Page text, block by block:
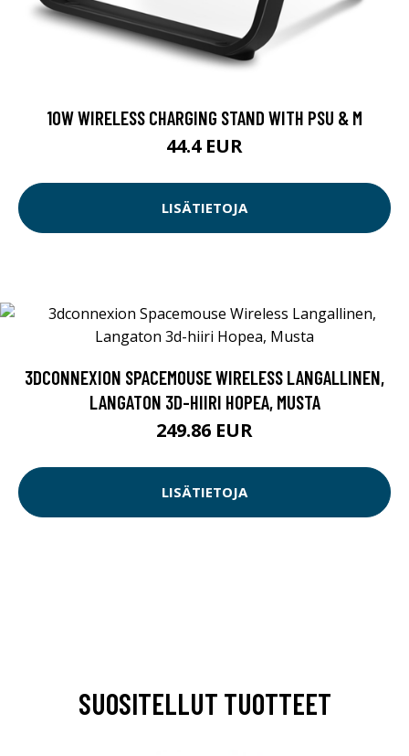
10W WIRELESS CHARGING STAND WITH PSU & M
44.4 EUR
LISÄTIETOJA
3DCONNEXION SPACEMOUSE WIRELESS LANGALLINEN,
LANGATON 3D-HIIRI HOPEA, MUSTA
249.86 EUR
LISÄTIETOJA
SUOSITELLUT TUOTTEET